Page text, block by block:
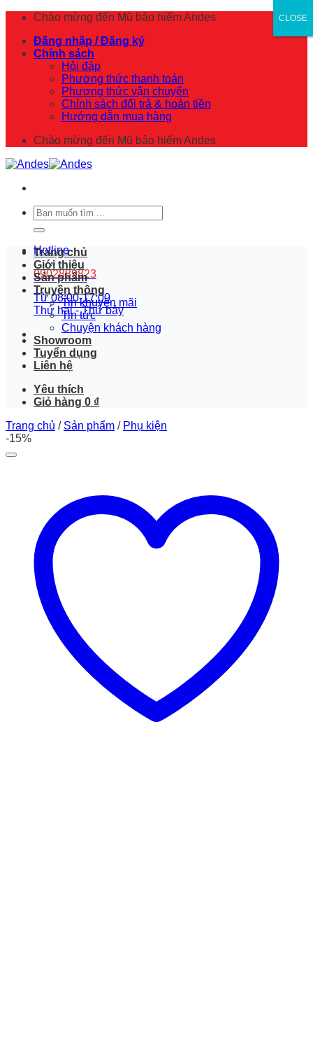
Skip
content
Chào mừng đến Mũ bảo hiểm Andes
Đăng nhập / Đăng ký
Chính sách
Hỏi đáp
Phương thức thanh toán
Phương thức vận chuyển
Chính sách đổi trả & hoàn tiền
Hướng dẫn mua hàng
Chào mừng đến Mũ bảo hiểm Andes
Tìm
kiếm:
Hotline
0902889823
Từ 08:00-17:00
Thứ hai - Thứ bảy
Trang chủ
Giới thiệu
Sản phẩm
Truyền thông
Tin khuyến mãi
Tin tức
Chuyện khách hàng
Showroom
Tuyển dụng
Liên hệ
Yêu thích
Giỏ hàng 0 ₫
Trang chủ / Sản phẩm / Phụ kiện
-15%
CLOSE
CLOSE